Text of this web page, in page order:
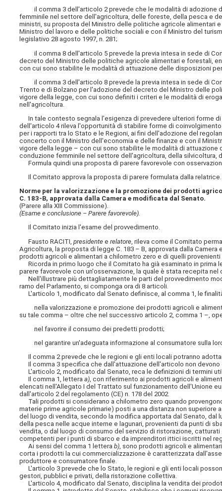
il comma 3 dell'articolo 2 prevede che le modalità di adozione
femminile nel settore dell'agricoltura, delle foreste, della pesca e
ministri, su proposta del Ministro delle politiche agricole alimentari
Ministro del lavoro e delle politiche sociali e con il Ministro del
legislativo 28 agosto 1997, n. 281;
il comma 8 dell'articolo 5 prevede la previa intesa in sede di
decreto del Ministro delle politiche agricole alimentari e forestali,
con cui sono stabilite le modalità di attuazione delle disposizioni
il comma 3 dell'articolo 8 prevede la previa intesa in sede di
Trento e di Bolzano per l'adozione del decreto del Ministro delle
vigore della legge, con cui sono definiti i criteri e le modalità di
nell'agricoltura.
In tale contesto segnala l'esigenza di prevedere ulteriori forme
dell'articolo 4 rileva l'opportunità di stabilire forme di
per i rapporti tra lo Stato e le Regioni, ai fini dell'adozione del
concerto con il Ministro dell'economia e delle finanze e con il
vigore della legge – con cui sono stabilite le modalità di
conduzione femminile nel settore dell'agricoltura, della
Formula quindi una proposta di parere favorevole con
Il Comitato approva la proposta di parere formulata dalla relatrice.
Norme per la valorizzazione e la promozione dei prodotti
C. 183-B, approvata dalla Camera e modificata dal Senato.
(Parere alla XIII Commissione).
(Esame e conclusione – Parere favorevole).
Il Comitato inizia l'esame del provvedimento.
Fausto RACITI,presidente erelatore , rileva come il Comitato
Agricoltura, la proposta di legge C. 183 – B, approvata dalla
prodotti agricoli e alimentari a chilometro zero e di quelli provenienti
Ricorda in primo luogo che il Comitato ha già esaminato in prima
parere favorevole con un'osservazione, la quale è stata recepita
Nell'illustrare più dettagliatamente le parti del provvedimento
ramo del Parlamento, si componga ora di 8 articoli.
L'articolo 1, modificato dal Senato definisce, al comma 1, le
nella valorizzazione e promozione dei prodotti agricoli e
su tale comma – oltre che nel successivo articolo 2, comma 1 –,
nel favorire il consumo dei predetti prodotti;
nel garantire un'adeguata informazione al consumatore sulla
Il comma 2 prevede che le regioni e gli enti locali potranno
Il comma 3 specifica che dall'attuazione dell'articolo non devono
L'articolo 2, modificato dal Senato, reca le definizioni di termini
Il comma 1, letteraa), con riferimento ai prodotti agricoli e
elencati nell'Allegato I del Trattato sul funzionamento dell'Unione
dall'articolo 2 del regolamento (CE) n. 178 del 2002.
Tali prodotti si considerano a chilometro zero quando
materie prime agricole primarie) posti a una distanza non
del luogo di vendita, secondo la modifica apportata dal Senato,
della pesca nelle acque interne e lagunari, provenienti da punti di
vendita, o dal luogo di consumo del servizio di ristorazione,
competenti per i punti di sbarco e da imprenditori ittici iscritti nel
Ai sensi del comma 1 letterab), sono prodotti agricoli e
corta i prodotti la cui commercializzazione è caratterizzata
produttore e consumatore finale.
L'articolo 3 prevede che lo Stato, le regioni e gli enti locali
gestori, pubblici e privati, della ristorazione collettiva.
L'articolo 4, modificato dal Senato, disciplina la vendita dei